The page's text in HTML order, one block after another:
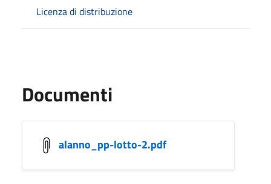
Licenza di distribuzione
Documenti
alanno_pp-lotto-2.pdf